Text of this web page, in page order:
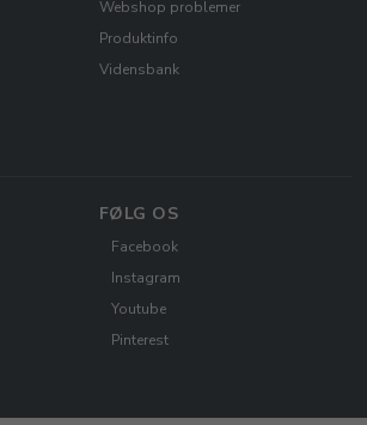
Webshop problemer
Produktinfo
Vidensbank
FØLG OS
Facebook
Instagram
Youtube
Pinterest